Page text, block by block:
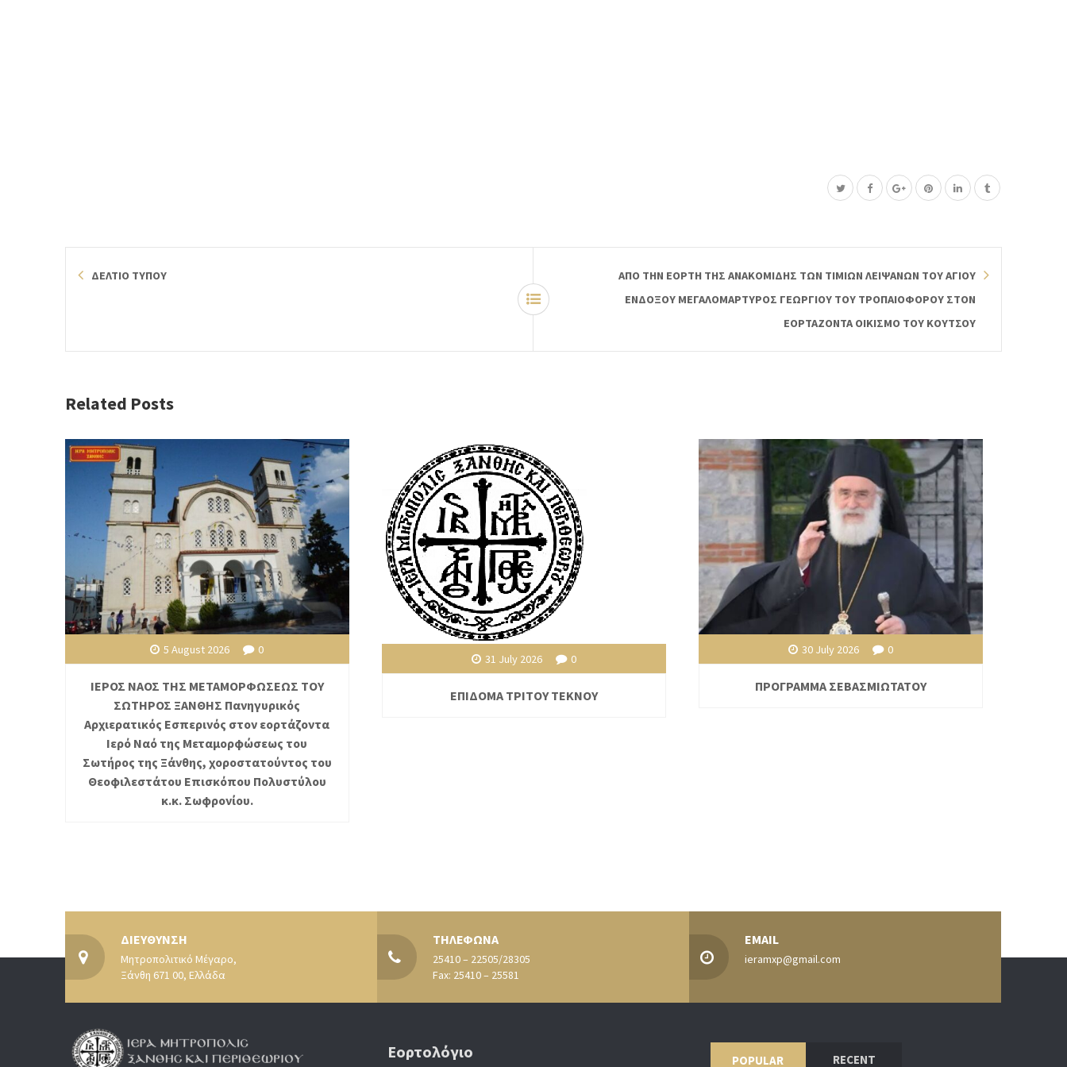
ΔΕΛΤΙΟ ΤΥΠΟΥ
ΑΠΟ ΤΗΝ ΕΟΡΤΗ ΤΗΣ ΑΝΑΚΟΜΙΔΗΣ ΤΩΝ ΤΙΜΙΩΝ ΛΕΙΨΑΝΩΝ ΤΟΥ ΑΓΙΟΥ
ΕΝΔΟΞΟΥ ΜΕΓΑΛΟΜΑΡΤΥΡΟΣ ΓΕΩΡΓΙΟΥ ΤΟΥ ΤΡΟΠΑΙΟΦΟΡΟΥ ΣΤΟΝ
ΕΟΡΤΑΖΟΝΤΑ ΟΙΚΙΣΜΟ ΤΟΥ ΚΟΥΤΣΟΥ
Related Posts
5 August 2026 0
ΙΕΡΟΣ ΝΑΟΣ ΤΗΣ ΜΕΤΑΜΟΡΦΩΣΕΩΣ ΤΟΥ
ΣΩΤΗΡΟΣ ΞΑΝΘΗΣ Πανηγυρικός
Αρχιερατικός Εσπερινός στον εορτάζοντα
Ιερό Ναό της Μεταμορφώσεως του
Σωτήρος της Ξάνθης, χοροστατούντος του
Θεοφιλεστάτου Επισκόπου Πολυστύλου
κ.κ. Σωφρονίου.
31 July 2026 0
ΕΠΙΔΟΜΑ ΤΡΙΤΟΥ ΤΕΚΝΟΥ
30 July 2026 0
ΠΡΟΓΡΑΜΜΑ ΣΕΒΑΣΜΙΩΤΑΤΟΥ
ΔΙΕΥΘΥΝΣΗ
Μητροπολιτικό Μέγαρο,
Ξάνθη 671 00, Ελλάδα
ΤΗΛΕΦΩΝΑ
25410 – 22505/28305
Fax: 25410 – 25581
EMAIL
ieramxp@gmail.com
Εορτολόγιο POPULAR RECENT